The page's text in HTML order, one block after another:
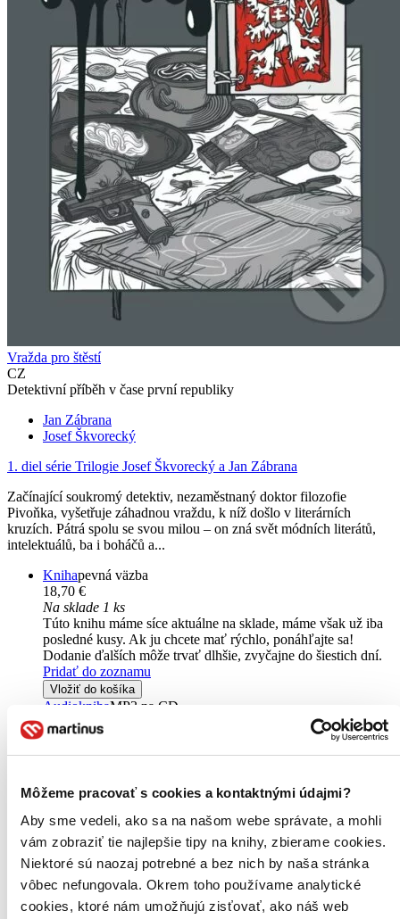
Môžeme pracovať s cookies a kontaktnými údajmi?
Aby sme vedeli, ako sa na našom webe správate, a mohli
vám zobraziť tie najlepšie tipy na knihy, zbierame cookies.
Niektoré sú naozaj potrebné a bez nich by naša stránka
vôbec nefungovala. Okrem toho používame analytické
cookies, ktoré nám umožňujú zisťovať, ako náš web
Vražda pro štěstí
CZ
Detektivní příběh v čase první republiky
Jan Zábrana
Josef Škvorecký
1. diel série Trilogie Josef Škvorecký a Jan Zábrana
Začínající soukromý detektiv, nezaměstnaný doktor filozofie
Pivoňka, vyšetřuje záhadnou vraždu, k níž došlo v literárních
kruzích. Pátrá spolu se svou milou – on zná svět módních literátů,
intelektuálů, ba i boháčů a...
Knihapevná väzba
18,70 €
Na sklade 1 ks
Túto knihu máme síce aktuálne na sklade, máme však už iba
posledné kusy. Ak ju chcete mať rýchlo, ponáhľajte sa!
Dodanie ďalších môže trvať dlhšie, zvyčajne do šiestich dní.
Pridať do zoznamu
Vložiť do košíka
AudioknihaMP3 na CD
18,24 €
Do 4 – 6 dní
Tento produkt momentálne nemáme na sklade, ale zvyčajne
posnažíme sa aj trochu rýchlejšie!
Pridať do zoznamu
Vložiť do košíka